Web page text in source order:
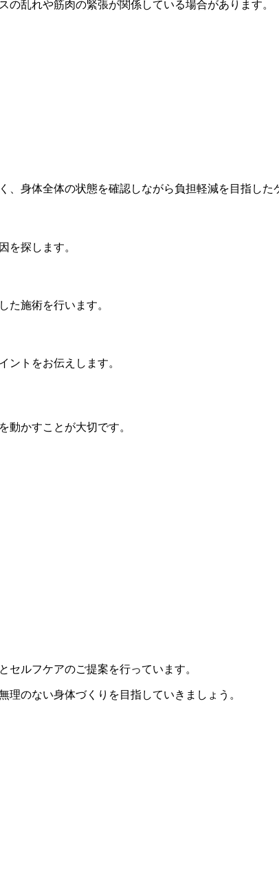
乱れや筋肉の緊張が関係している場合があります。
身体全体の状態を確認しながら負担軽減を目指した
を探します。
た施術を行います。
ントをお伝えします。
動かすことが大切です。
セルフケアのご提案を行っています。
のない身体づくりを目指していきましょう。